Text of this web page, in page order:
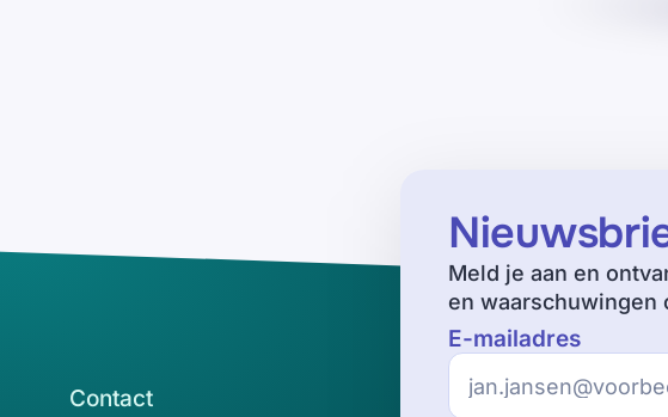
Meld je aan en
en waarschuwingen
E-mailadres
Contact